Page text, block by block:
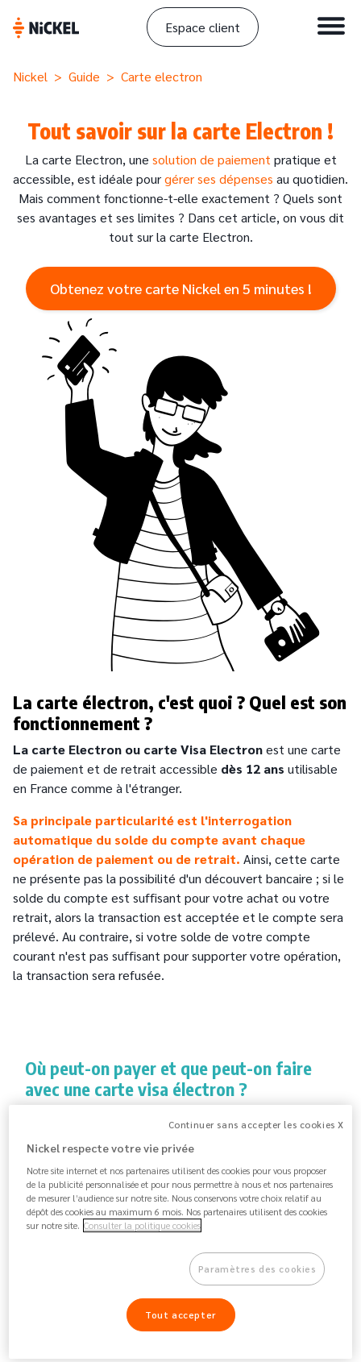
Espace client
Nickel > Guide > Carte electron
Tout savoir sur la carte Electron !
La carte Electron, une solution de paiement pratique et
accessible, est idéale pourgérer ses dépenses au quotidien.
Mais comment fonctionne-t-elle exactement ? Quels sont
ses avantages et ses limites ? Dans cet article, on vous dit
tout sur la carte Electron.
Obtenez votre carte Nickel en 5 minutes !
La carte électron, c'est quoi ? Quel est son
fonctionnement ?
La carte Electron ou carte Visa Electronest une carte
de paiement et de retrait accessible dès 12 ans utilisable
en France comme à l'étranger.
Sa principale particularité est l'interrogation
automatique du solde du compte avant chaque
opération de paiement ou de retrait. Ainsi, cette carte
ne présente pas la possibilité d'un découvert bancaire ; si le
solde du compte est suffisant pour votre achat ou votre
retrait, alors la transaction est acceptée et le compte sera
prélevé. Au contraire, si votre solde de votre compte
courant n'est pas suffisant pour supporter votre opération,
la transaction sera refusée.
Où peut-on payer et que peut-on faire
avec une carte visa électron ?
bancaires de bases
. Elle permet de régler ses achats
auprès de tous les commerçants grâce à son réseau
VISA ainsi que d'effectuer des retraits aux distributeurs
de billets en France comme à l'étranger. Les paiements
internet (exemple : FNAC, Amazon…).Cependant,
certains sites internet tels PayPal ou encore EBay
n'acceptent pas le paiement avec ce type de
Continuer sans accepter les cookies X
Nickel respecte votre vie privée
Notre site internet et nos partenaires utilisent des cookies pour vous proposer
de la publicité personnalisée et pour nous permettre à nous et nos partenaires
de mesurer l’audience sur notre site. Nous conservons votre choix relatif au
dépôt des cookies au maximum 6 mois. Nos partenaires utilisent des cookies
sur notre site. Consulter la politique cookies
Paramètres des cookies
Tout accepter